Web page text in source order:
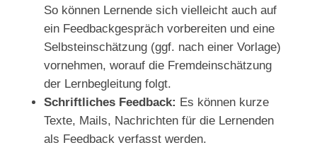
So können Lernende sich vielleicht auch auf
ein Feedbackgespräch vorbereiten und eine
Selbsteinschätzung (ggf. nach einer Vorlage)
vornehmen, worauf die Fremdeinschätzung
der Lernbegleitung folgt.
Schriftliches Feedback: Es können kurze
Texte, Mails, Nachrichten für die Lernenden
als Feedback verfasst werden.